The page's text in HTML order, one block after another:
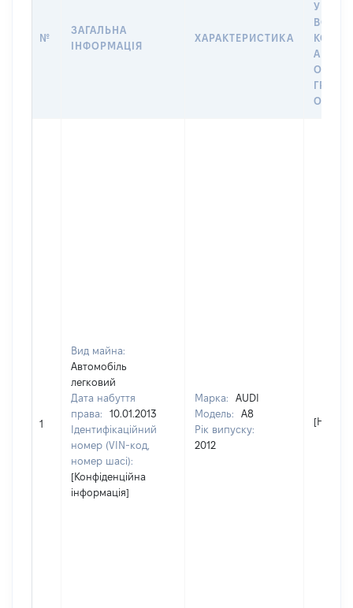
№
ЗАГАЛЬНА
ІНФОРМАЦІЯ
ХАРАКТЕРИСТИКА
У
АБО
1
Вид майна:
Автомобіль
легковий
Дата набуття
права:
10.01.2013
Ідентифікаційний
номер (VIN-код,
номер шасі):
[Конфіденційна
інформація]
Марка:
AUDI
Модель:
А8
Рік випуску:
2012
[Не